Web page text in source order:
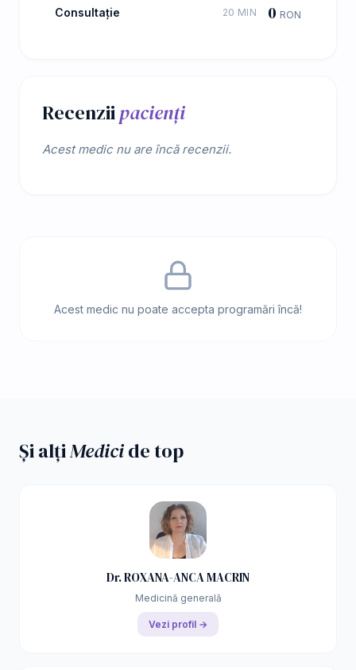
Consultație 20 MIN 0 RON
Recenziipacienți
Acest medic nu are încă recenzii.
Acest medic nu poate accepta programări încă!
Și alțiMedicide top
Dr. ROXANA-ANCA MACRIN
Medicină generală
Vezi profil →